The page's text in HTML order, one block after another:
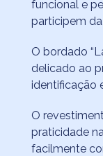
funcional e
participem
O bordado
delicado ao
identificação
O
praticidade
facilmente